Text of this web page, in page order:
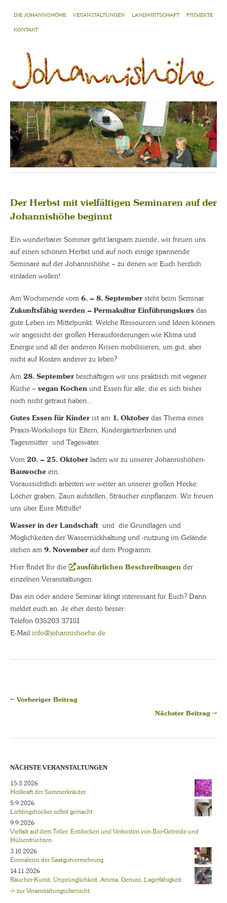
DIE JOHANNISHÖHE VERANSTALTUNGEN LANDWIRTSCHAFT PROJEKTE
KONTAKT
Der Herbst mit vielfältigen Seminaren auf der
Johannishöhe beginnt
Ein wunderbarer Sommer geht langsam zuende, wir freuen uns
auf einen schönen Herbst und auf noch einige spannende
Seminare auf der Johannishöhe – zu denen wir Euch herzlich
einladen wollen!
Am Wochenende vom 6. – 8. September steht beim Seminar
Zukunftsfähig werden – Permakultur Einführungskurs das
gute Leben im Mittelpunkt. Welche Ressourcen und Ideen können
wir angesicht der großen Herausforderungen wie Klima und
Energie und all der anderen Krisen mobilisieren, um gut, aber
nicht auf Kosten anderer zu leben?
Am 28. September beschäftigen wir uns praktisch mit veganer
Küche – vegan Kochen und Essen für alle, die es sich bisher
noch nicht getraut haben…
Gutes Essen für Kinder ist am 1. Oktober das Thema eines
Praxis-Workshops für Eltern, KindergärtnerInnen und
Tagesmütter und Tagesväter.
Vom 20. – 25. Oktober laden wir zu unserer Johannishöhen-
Bauwoche ein.
Voraussichtlich arbeiten wir weiter an unserer großen Hecke:
Löcher graben, Zaun aufstellen, Sträucher einpflanzen. Wir freuen
uns über Eure Mithilfe!
Wasser in der Landschaft und die Grundlagen und
Möglichkeiten der Wasserrückhaltung und -nutzung im Gelände
stehen am 9. November auf dem Programm.
Hier findet Ihr die
ausführlichen Beschreibungen der
einzelnen Veranstaltungen.
Das ein oder andere Seminar klingt interessant für Euch? Dann
meldet euch an. Je eher desto besser:
Telefon 035203 37181
E-Mail info@johannishoehe.de
← Vorheriger Beitrag
Nächster Beitrag →
NÄCHSTE VERANSTALTUNGEN
15.8.2026
Heilkraft der Sommerkräuter
5.9.2026
Lieblingshocker selbst gemacht
9.9.2026
Vielfalt auf dem Teller: Entdecken und Verkosten von Bio-Getreide und
Hülsenfrüchten
3.10.2026
Einmaleins der Saatgutvermehrung
14.11.2026
Räucher-Kunst: Ursprünglichkeit, Aroma, Genuss, Lagerfähigkeit
-> zur Veranstaltungsübersicht